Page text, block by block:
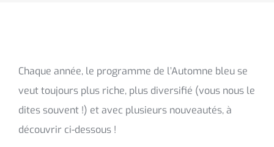
Chaque année, le programme de l’Automne bleu se
veut toujours plus riche, plus diversifié (vous nous le
dites souvent !) et avec plusieurs nouveautés, à
découvrir ci-dessous !